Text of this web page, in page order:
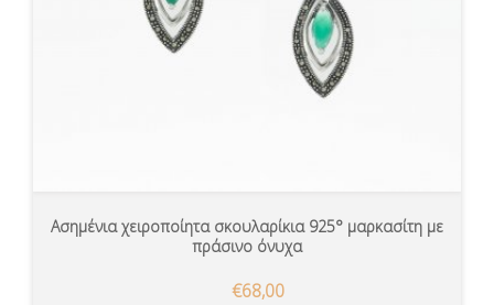
Ασημένια χειροποίητα σκουλαρίκια 925° μαρκασίτη με
πράσινο όνυχα
€68,00